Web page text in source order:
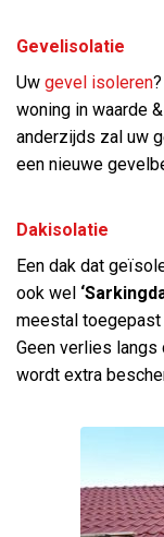
Gevelisolatie
Uw gevel isoleren
woning in waarde
anderzijds zal uw
een nieuwe
Dakisolatie
Een dak dat
ook wel
meestal toegepast
Geen verlies langs
wordt extra